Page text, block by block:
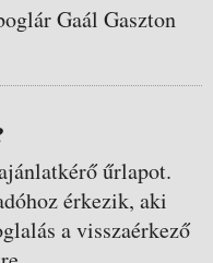
Gaál Gaszton
űrlapot.
érkezik, aki
a visszaérkező